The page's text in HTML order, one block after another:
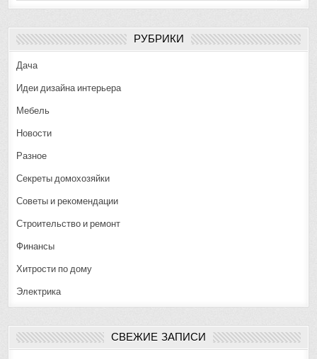
РУБРИКИ
Дача
Идеи дизайна интерьера
Мебель
Новости
Разное
Секреты домохозяйки
Советы и рекомендации
Строительство и ремонт
Финансы
Хитрости по дому
Электрика
СВЕЖИЕ ЗАПИСИ